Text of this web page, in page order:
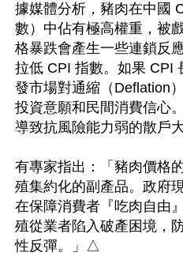
據媒體分析，豬肉在中國
數）中佔有極高權重，被
格暴跌會產生一些連鎖反
拉低 CPI 指數。如果 CPI
發市場對通縮（Deflation
投資意願和民間消費信心
導致抗風險能力弱的散戶
有專家指出：「豬肉價格
殖集約化的副產品。政府
在保障消費者『吃肉自由
殖從業者陷入破產困境，